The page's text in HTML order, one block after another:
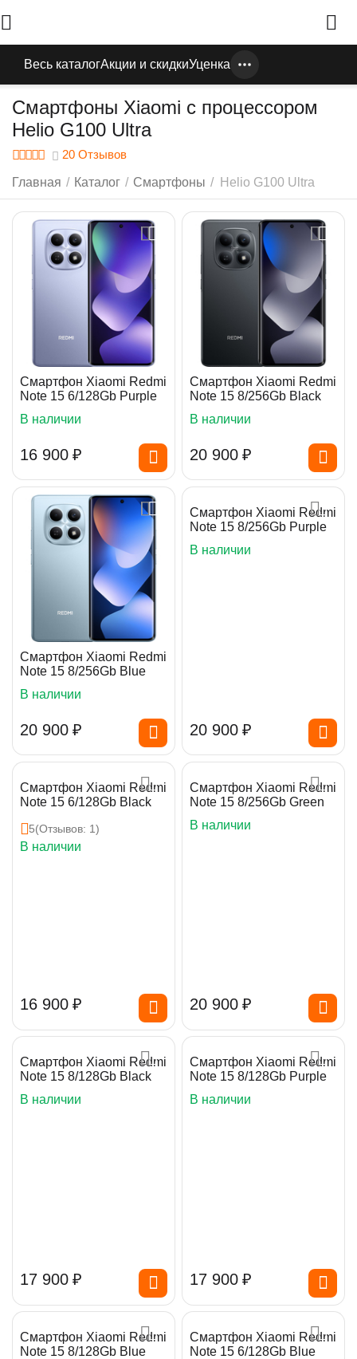
Весь каталогАкции и скидкиУценка
Смартфоны Xiaomi с процессором
Helio G100 Ultra
20 Отзывов
Главная / Каталог / Смартфоны / Helio G100 Ultra
Смартфон Xiaomi Redmi
Note 15 6/128Gb Purple
В наличии
16 900 ₽
Смартфон Xiaomi Redmi
Note 15 8/256Gb Black
В наличии
20 900 ₽
Смартфон Xiaomi Redmi
Note 15 8/256Gb Blue
В наличии
20 900 ₽
Смартфон Xiaomi Redmi
Note 15 8/256Gb Purple
В наличии
20 900 ₽
Смартфон Xiaomi Redmi
Note 15 6/128Gb Black
5(Отзывов: 1)
В наличии
16 900 ₽
Смартфон Xiaomi Redmi
Note 15 8/256Gb Green
В наличии
20 900 ₽
Смартфон Xiaomi Redmi
Note 15 8/128Gb Black
В наличии
17 900 ₽
Смартфон Xiaomi Redmi
Note 15 8/128Gb Purple
В наличии
17 900 ₽
Смартфон Xiaomi Redmi
Note 15 8/128Gb Blue
Смартфон Xiaomi Redmi
Note 15 6/128Gb Blue